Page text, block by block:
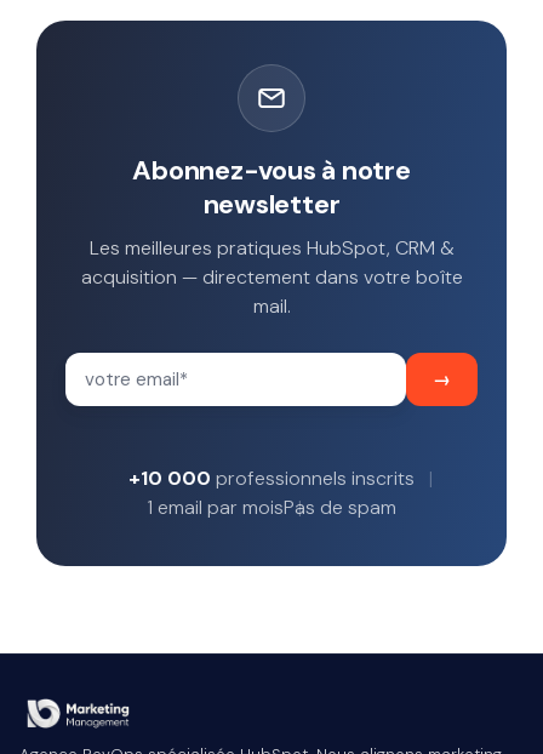
Abonnez-vous à notre
newsletter
Les meilleures pratiques HubSpot, CRM &
acquisition — directement dans votre boîte
mail.
+10 000 professionnels inscrits
1 email par moisPas de spam